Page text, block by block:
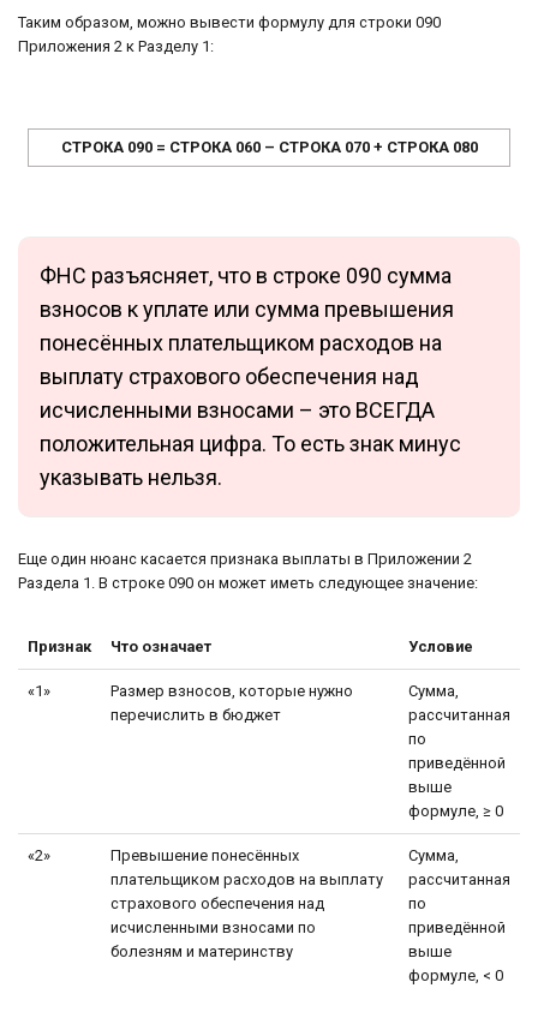
Таким образом, можно вывести формулу для строки 090
Приложения 2 к Разделу 1:
СТРОКА 090 = СТРОКА 060 – СТРОКА 070 + СТРОКА 080
ФНС разъясняет, что в строке 090 сумма
взносов к уплате или сумма превышения
понесённых плательщиком расходов на
выплату страхового обеспечения над
исчисленными взносами – это ВСЕГДА
положительная цифра. То есть знак минус
указывать нельзя.
Еще один нюанс касается признака выплаты в Приложении 2
Раздела 1. В строке 090 он может иметь следующее значение:
Признак Что означает Условие
«1»
Размер взносов, которые нужно
перечислить в бюджет
Сумма,
рассчитанная
по
приведённой
выше
формуле, ≥ 0
«2»
Превышение понесённых
плательщиком расходов на выплату
страхового обеспечения над
исчисленными взносами по
болезням и материнству
Сумма,
рассчитанная
по
приведённой
выше
формуле, < 0